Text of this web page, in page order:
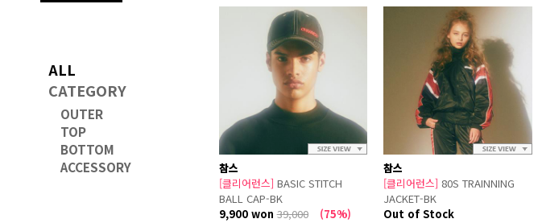
ALL
CATEGORY
OUTER
TOP
BOTTOM
ACCESSORY
참스
[클리어런스] BASIC STITCH
BALL CAP-BK
9,900 won39,000 (75%)
참스
[클리어런스] 80S TRAINNING
JACKET-BK
Out of Stock